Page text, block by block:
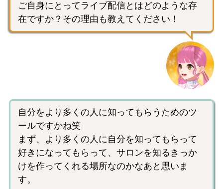
ご自身にとってライブ配信とはどのような存
在ですか？その理由も教えてください！
自分をより多くの人に知ってもらうためのツ
ールですかね笑
まず、より多くの人に自分を知ってもらって
好きになってもらって、サロンを知るきっか
けを作ってくれる場所なのかなあと思いま
す。